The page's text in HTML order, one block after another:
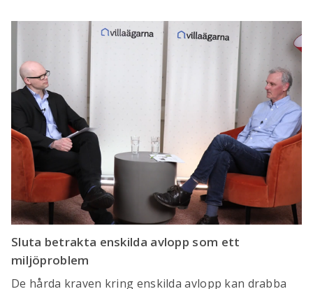
Sluta betrakta enskilda avlopp som ett
miljöproblem
De hårda kraven kring enskilda avlopp kan drabba